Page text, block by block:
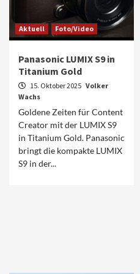
Aktuell Foto/Video
Panasonic LUMIX S9 in
Titanium Gold
15. Oktober 2025 Volker
Wachs
Goldene Zeiten für Content
Creator mit der LUMIX S9
in Titanium Gold. Panasonic
bringt die kompakte LUMIX
S9 in der...